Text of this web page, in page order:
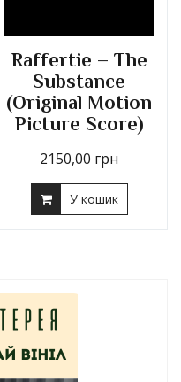
Raffertie – The
Substance
(Original Motion
Picture Score)
2150,00 грн
У кошик